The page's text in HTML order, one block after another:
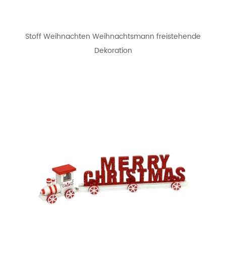
Stoff Weihnachten Weihnachtsmann freistehende
Dekoration